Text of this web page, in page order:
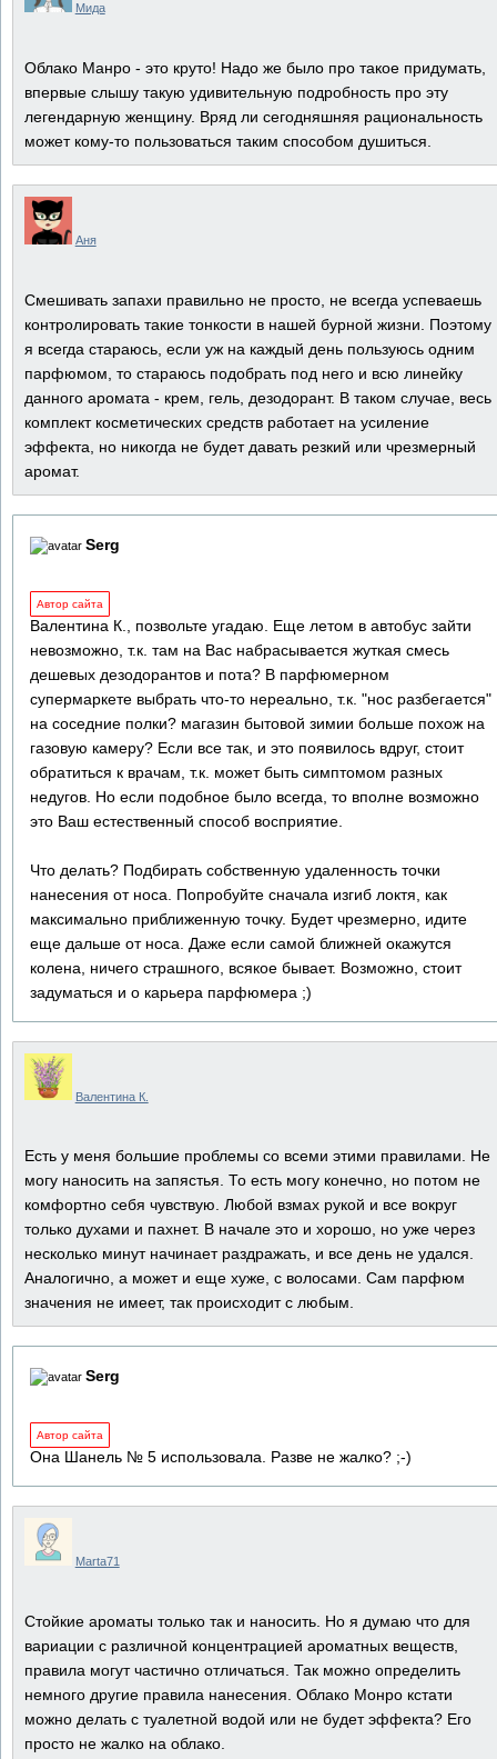
Мида
Облако Манро - это круто! Надо же было про такое придумать,
впервые слышу такую удивительную подробность про эту
легендарную женщину. Вряд ли сегодняшняя рациональность
может кому-то пользоваться таким способом душиться.
Аня
Смешивать запахи правильно не просто, не всегда успеваешь
контролировать такие тонкости в нашей бурной жизни. Поэтому
я всегда стараюсь, если уж на каждый день пользуюсь одним
парфюмом, то стараюсь подобрать под него и всю линейку
данного аромата - крем, гель, дезодорант. В таком случае, весь
комплект косметических средств работает на усиление
эффекта, но никогда не будет давать резкий или чрезмерный
аромат.
Serg
Автор сайта
Валентина К., позвольте угадаю. Еще летом в автобус зайти
невозможно, т.к. там на Вас набрасывается жуткая смесь
дешевых дезодорантов и пота? В парфюмерном
супермаркете выбрать что-то нереально, т.к. "нос разбегается"
на соседние полки? магазин бытовой зимии больше похож на
газовую камеру? Если все так, и это появилось вдруг, стоит
обратиться к врачам, т.к. может быть симптомом разных
недугов. Но если подобное было всегда, то вполне возможно
это Ваш естественный способ восприятие.
Что делать? Подбирать собственную удаленность точки
нанесения от носа. Попробуйте сначала изгиб локтя, как
максимально приближенную точку. Будет чрезмерно, идите
еще дальше от носа. Даже если самой ближней окажутся
колена, ничего страшного, всякое бывает. Возможно, стоит
задуматься и о карьера парфюмера ;)
Валентина К.
Есть у меня большие проблемы со всеми этими правилами. Не
могу наносить на запястья. То есть могу конечно, но потом не
комфортно себя чувствую. Любой взмах рукой и все вокруг
только духами и пахнет. В начале это и хорошо, но уже через
несколько минут начинает раздражать, и все день не удался.
Аналогично, а может и еще хуже, с волосами. Сам парфюм
значения не имеет, так происходит с любым.
Serg
Автор сайта
Она Шанель № 5 использовала. Разве не жалко? ;-)
Marta71
Стойкие ароматы только так и наносить. Но я думаю что для
вариации с различной концентрацией ароматных веществ,
правила могут частично отличаться. Так можно определить
немного другие правила нанесения. Облако Монро кстати
можно делать с туалетной водой или не будет эффекта? Его
просто не жалко на облако.